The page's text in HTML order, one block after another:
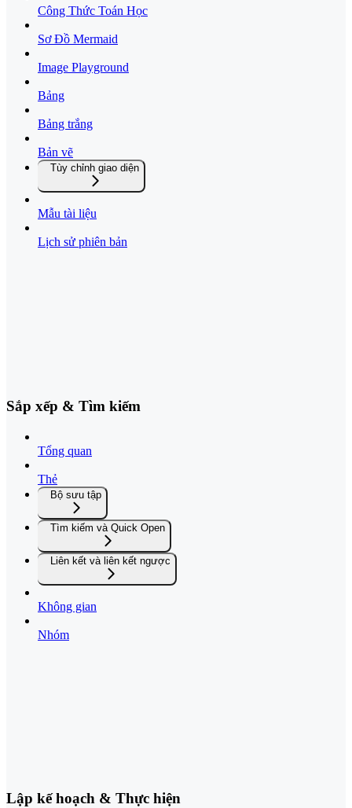
Công Thức Toán Học
Sơ Đồ Mermaid
Image Playground
Bảng
Bảng trắng
Bản vẽ
Tùy chỉnh giao diện
Mẫu tài liệu
Lịch sử phiên bản
Sắp xếp & Tìm kiếm
Tổng quan
Thẻ
Bộ sưu tập
Tìm kiếm và Quick Open
Liên kết và liên kết ngược
Không gian
Nhóm
Lập kế hoạch & Thực hiện